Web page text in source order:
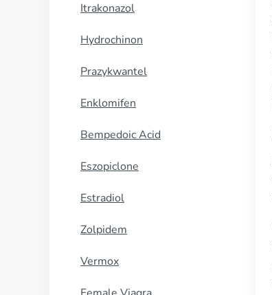
Itrakonazol
Hydrochinon
Prazykwantel
Enklomifen
Bempedoic Acid
Eszopiclone
Estradiol
Zolpidem
Vermox